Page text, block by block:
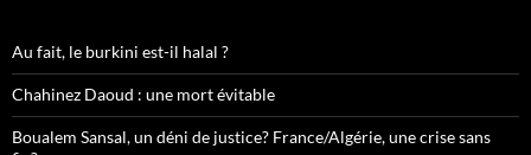
Au fait, le burkini est-il halal ?
Chahinez Daoud : une mort évitable
Boualem Sansal, un déni de justice? France/Algérie, une crise sans